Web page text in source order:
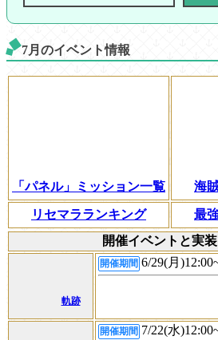
7月のイベント情報
「パネル」ミッション一覧 海
リセマラランキング
最
開催イベントと実
軌跡
開催期間 6/29(月
開催期間 7/22(水